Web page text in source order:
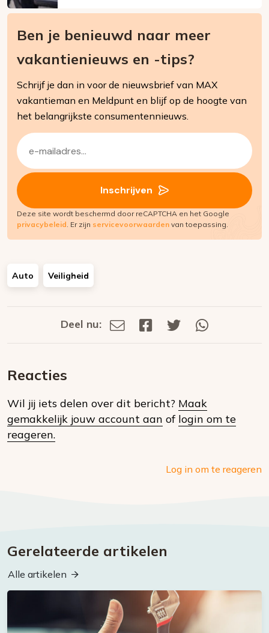
Ben je benieuwd naar meer
vakantienieuws en -tips?
Schrijf je dan in voor de nieuwsbrief van MAX
vakantieman en Meldpunt en blijf op de hoogte van
het belangrijkste consumentennieuws.
E-
mailadres
(Vereist)
Inschrijven
Deze site wordt beschermd door reCAPTCHA en het Google
privacybeleid. Er zijn servicevoorwaarden van toepassing.
Auto Veiligheid
Deel
social
Deel nu:
Deel
Deel
Deel
Reacties
Wil jij iets delen over dit bericht? Maak
gemakkelijk jouw account aan of login om te
reageren.
Log in om te reageren
Gerelateerde artikelen
Alle artikelen